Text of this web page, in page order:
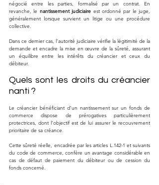
négocié entre les parties, formalisé par un contrat. En
revanche, le nantissement judiciaire est ordonné par le juge,
généralement lorsque survient un litige ou une procédure
collective.
Dans ce dernier cas, l’autorité judiciaire vérifie la légitimité de la
demande et encadre la mise en œuvre de la sûreté, assurant
un équilibre entre les intérêts du créancier et ceux du
débiteur.
Quels sont les droits du créancier
nanti ?
Le créancier bénéficiant d’un nantissement sur un fonds de
commerce dispose de prérogatives particulièrement
protectrices, dont l’objectif est de lui assurer le recouvrement
prioritaire de sa créance.
Cette sûreté réelle, encadrée par les articles L.142-1 et suivants
du code de commerce, confère un avantage considérable en
cas de défaut de paiement du débiteur ou de cession du
fonds concerné.